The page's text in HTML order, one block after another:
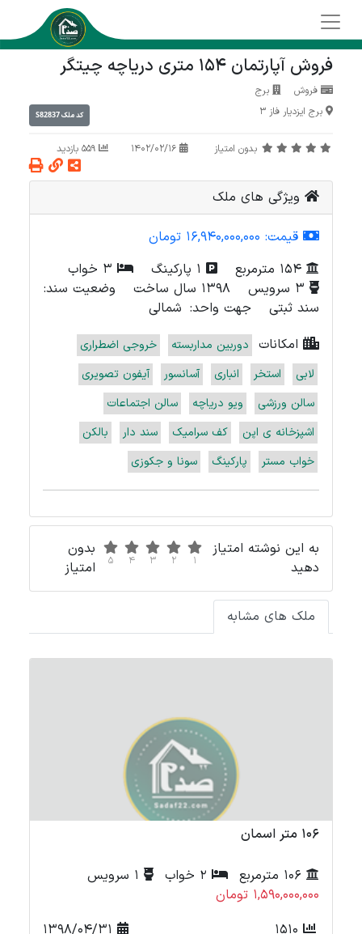
فروش آپارتمان 154 متری دریاچه چیتگر
فروش
برج
برج ایزدیار فاز 3
کد ملکS82837
بدون امتیاز
ویژگی های ملک
قیمت: 16,940,000,000 تومان
154 مترمربع
1 پارکینگ
3 خواب
3 سرویس
1398 سال ساخت
وضعیت سند:
سند ثبتی
جهت واحد: شمالی
امکانات
دوربین مداربسته
خروجی اضطراری
لابی
استخر انباری آسانسور
آیفون تصویری
سالن ورزشی
ویو دریاچه
سالن اجتماعات
اشپزخانه ی اپن
کف سرامیک سند دار
بالکن
خواب مستر
پارکینگ سونا و جکوزی
به این نوشته امتیاز
دهید
1
2
3
4
5
بدون
امتیاز
ملک های مشابه
106 متر اسمان
1,590,000,000 تومان